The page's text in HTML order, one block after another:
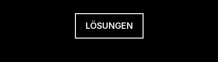
LÖSUNGEN